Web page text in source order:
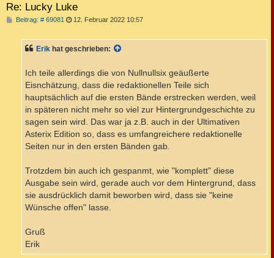
Re: Lucky Luke
Beitrag: # 69081 B
r
12. Februar 2022 10:57
Erik hat geschrieben:
Ich teile allerdings die von Nullnullsix geäußerte
Eisnchätzung, dass die redaktionellen Teile sich
hauptsächlich auf die ersten Bände erstrecken werden, weil
in späteren nicht mehr so viel zur Hintergrundgeschichte zu
sagen sein wird. Das war ja z.B. auch in der Ultimativen
Asterix Edition so, dass es umfangreichere redaktionelle
Seiten nur in den ersten Bänden gab.
Trotzdem bin auch ich gespanmt, wie "komplett" diese
Ausgabe sein wird, gerade auch vor dem Hintergrund, dass
sie ausdrücklich damit beworben wird, dass sie "keine
Wünsche offen" lasse.
Gruß
Erik